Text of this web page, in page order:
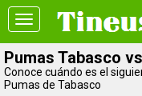
Toggle
navigation
Pumas Tabasco
Conoce cuándo es el
Pumas de Tabasco